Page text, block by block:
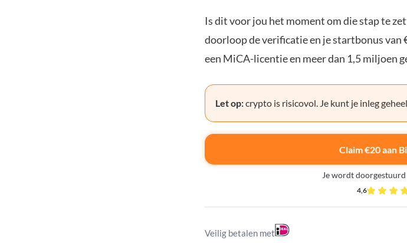
Is dit voor jou het moment om die stap te
doorloop de verificatie en je startbonus
een MiCA-licentie en meer dan 1,5 miljoen
Let op:crypto is risicovol. Je kunt je inleg
Claim €20 aan
Je wordt
4,6
Veilig betalen met